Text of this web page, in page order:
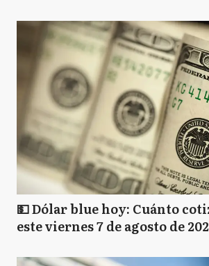
💵 Dólar blue hoy: Cuánto
este viernes 7 de agosto de